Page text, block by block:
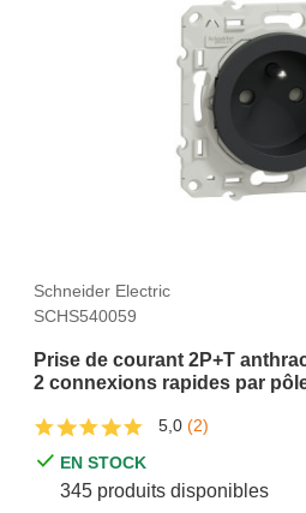
Schneider Electric
SCHS540059
Prise de courant 2P+T
2 connexions rapides par
5,0 (2)
EN STOCK
345 produits disponibles